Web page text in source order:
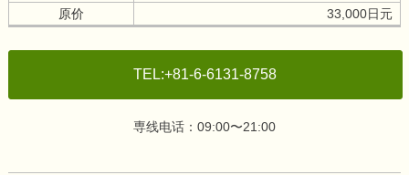
原价
33,000日元
TEL:+81-6-6131-8758
専线电话：09:00〜21:00